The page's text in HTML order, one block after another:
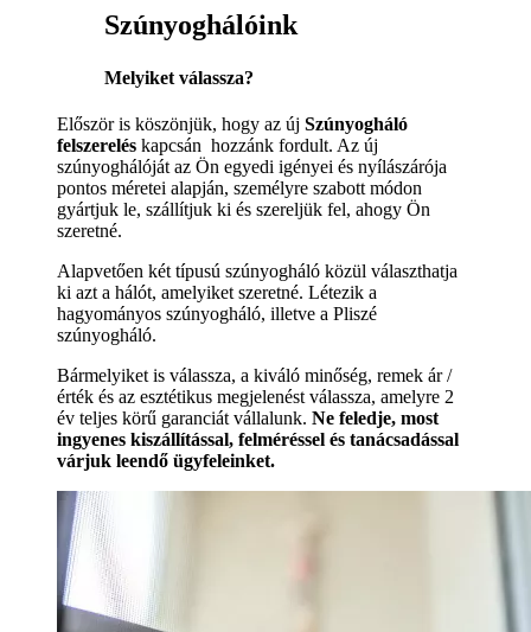
Szúnyoghálóink
Melyiket válassza?
Először is köszönjük, hogy az új Szúnyogháló
felszerelés kapcsán hozzánk fordult. Az új
szúnyoghálóját az Ön egyedi igényei és nyílászárója
pontos méretei alapján, személyre szabott módon
gyártjuk le, szállítjuk ki és szereljük fel, ahogy Ön
szeretné.
Alapvetően két típusú szúnyogháló közül választhatja
ki azt a hálót, amelyiket szeretné. Létezik a
hagyományos szúnyogháló, illetve a Pliszé
szúnyogháló.
Bármelyiket is válassza, a kiváló minőség, remek ár /
érték és az esztétikus megjelenést válassza, amelyre 2
év teljes körű garanciát vállalunk. Ne feledje, most
ingyenes kiszállítással, felméréssel és tanácsadással
várjuk leendő ügyfeleinket.